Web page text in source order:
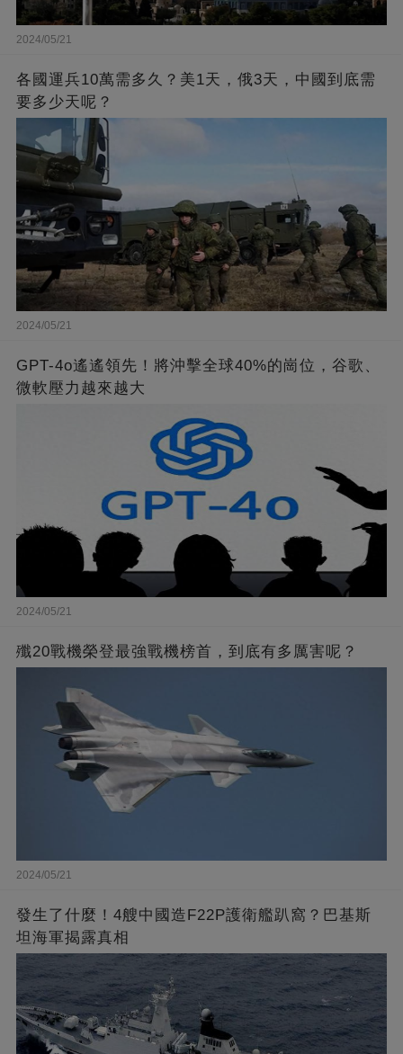
2024/05/21
各國運兵10萬需多久？美1天，俄3天，中國到底需
要多少天呢？
2024/05/21
GPT-4o遙遙領先！將沖擊全球40%的崗位，谷歌、
微軟壓力越來越大
2024/05/21
殲20戰機榮登最強戰機榜首，到底有多厲害呢？
2024/05/21
發生了什麼！4艘中國造F22P護衛艦趴窩？巴基斯
坦海軍揭露真相